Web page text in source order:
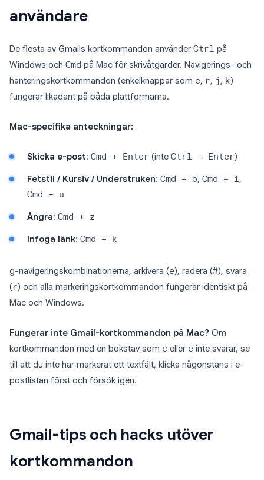
användare
De flesta av Gmails kortkommandon använder Ctrl på
Windows och Cmd på Mac för skrivåtgärder. Navigerings- och
hanteringskortkommandon (enkelknappar som e, r, j, k)
fungerar likadant på båda plattformarna.
Mac-specifika anteckningar:
Skicka e-post: Cmd + Enter (inte Ctrl + Enter)
Fetstil / Kursiv / Understruken: Cmd + b, Cmd + i,
Cmd + u
Ångra: Cmd + z
Infoga länk: Cmd + k
g-navigeringskombinationerna, arkivera (e), radera (#), svara
(r) och alla markeringskortkommandon fungerar identiskt på
Mac och Windows.
Fungerar inte Gmail-kortkommandon på Mac? Om
kortkommandon med en bokstav som c eller e inte svarar, se
till att du inte har markerat ett textfält, klicka någonstans i e-
postlistan först och försök igen.
Gmail-tips och hacks utöver
kortkommandon